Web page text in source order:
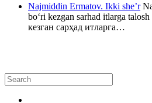
Najmiddin Ermatov. Ikki she’r
bo‘ri kezgan sarhad itlarga
кезган сарҳад итларга…